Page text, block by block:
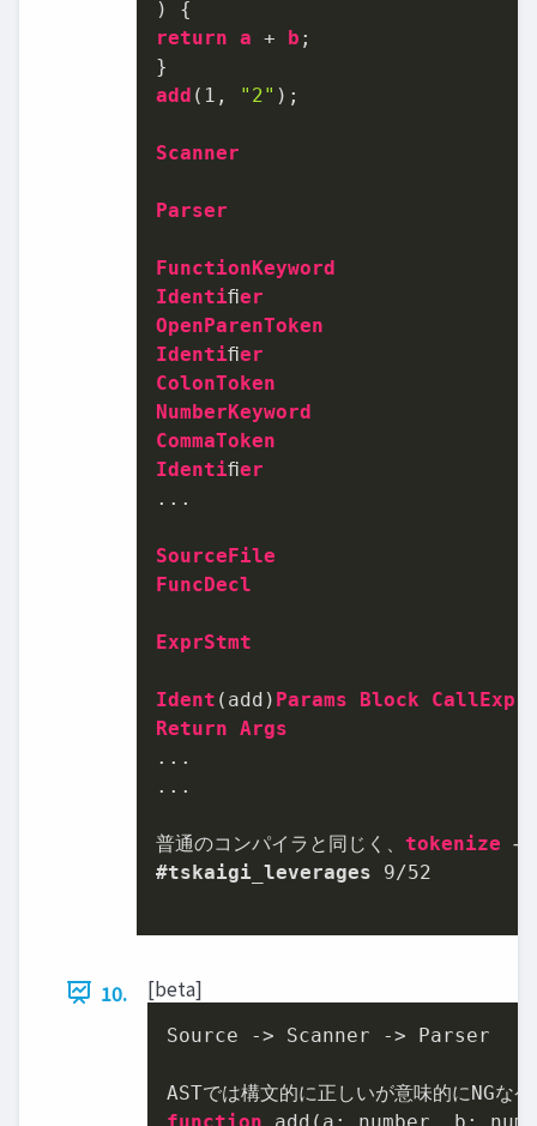
return a + b ;
add ( 1 , "2" );
Scanner
Parser
FunctionKeyword
Identiﬁer
OpenParenToken
Identiﬁer
ColonToken
NumberKeyword
CommaToken
Identiﬁer
...
SourceFile
FuncDecl
ExprStmt
Ident (add) Params Block
CallExpr
Return Args
...
...
普通のコンパイラと同じく、 tokenize →
#tskaigi_leverages
9/52
10. [beta]
Source -> Scanner -> Parser
function add(a: number, b: